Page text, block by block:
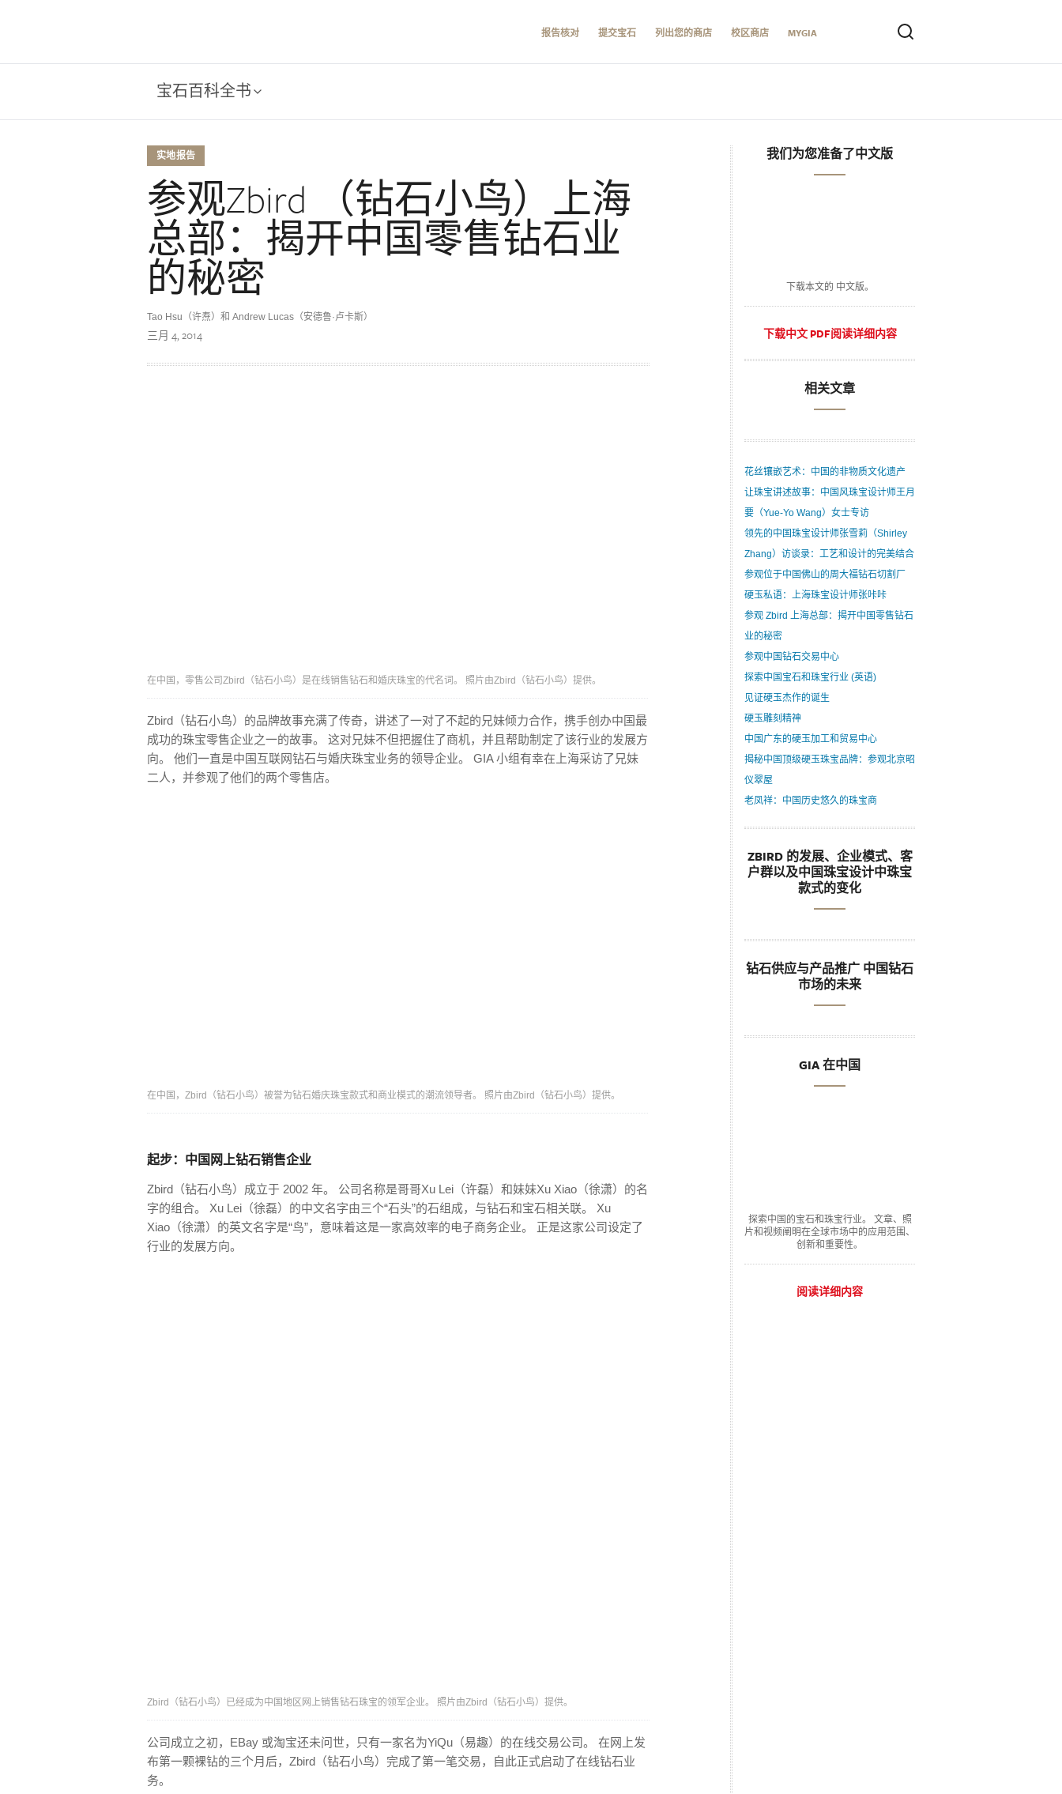
报告核对 提交宝石 列出您的商店 校区商店 MYGIA
宝石百科全书
实地报告
参观Zbird （钻石小鸟）上海
总部：揭开中国零售钻石业
的秘密
Tao Hsu（许焘）和 Andrew Lucas（安德鲁·卢卡斯）
三月 4, 2014
在中国，零售公司Zbird（钻石小鸟）是在线销售钻石和婚庆珠宝的代名词。 照片由Zbird（钻石小鸟）提供。
Zbird（钻石小鸟）的品牌故事充满了传奇，讲述了一对了不起的兄妹倾力合作，携手创办中国最
成功的珠宝零售企业之一的故事。 这对兄妹不但把握住了商机，并且帮助制定了该行业的发展方
向。 他们一直是中国互联网钻石与婚庆珠宝业务的领导企业。 GIA 小组有幸在上海采访了兄妹
二人，并参观了他们的两个零售店。
在中国，Zbird（钻石小鸟）被誉为钻石婚庆珠宝款式和商业模式的潮流领导者。 照片由Zbird（钻石小鸟）提供。
起步：中国网上钻石销售企业
Zbird（钻石小鸟）成立于 2002 年。 公司名​​称是哥哥Xu Lei（许磊）和妹妹Xu Xiao（徐潇）的名
字的组合。 Xu Lei（徐磊）的中文名字由三个“石头”的石组成，与钻石和宝石相关联。 Xu
Xiao（徐潇）的英文名字是“鸟”，意味着这是一家高效率的电子商务企业。 正是这家公司设定了
行业的发展方向。
Zbird（钻石小鸟）已经成为中国地区网上销售钻石珠宝的领军企业。 照片由Zbird（钻石小鸟）提供。
公司成立之初，EBay 或淘宝还未问世，只有一家名为YiQu（易趣）的在线交易公司。 在网上发
布第一颗裸钻的三个月后，Zbird（钻石小鸟）完成了第一笔交易，自此正式启动了在线钻石业
务。
我们为您准备了中文版
下载本文的 中文版。
下载中文 PDF阅读详细内容
相关文章
花丝镶嵌艺术：中国的非物质文化遗产
让珠宝讲述故事：中国风珠宝设计师王月
要（Yue-Yo Wang）女士专访
领先的中国珠宝设计师张雪莉（Shirley
Zhang）访谈录：工艺和设计的完美结合
参观位于中国佛山的周大福钻石切割厂
硬玉私语：上海珠宝设计师张咔咔
参观 Zbird 上海总部：揭开中国零售钻石
业的秘密
参观中国钻石交易中心
探索中国宝石和珠宝行业 (英语)
见证硬玉杰作的诞生
硬玉雕刻精神
中国广东的硬玉加工和贸易中心
揭秘中国顶级硬玉珠宝品牌：参观北京昭
仪翠屋
老凤祥：中国历史悠久的珠宝商
ZBIRD 的发展、企业模式、客
户群以及中国珠宝设计中珠宝
款式的变化
钻石供应与产品推广 中国钻石
市场的未来
GIA 在中国
探索中国的宝石和珠宝行业。 文章、照
片和视频阐明在全球市场中的应用范围、
创新和重要性。
阅读详细内容